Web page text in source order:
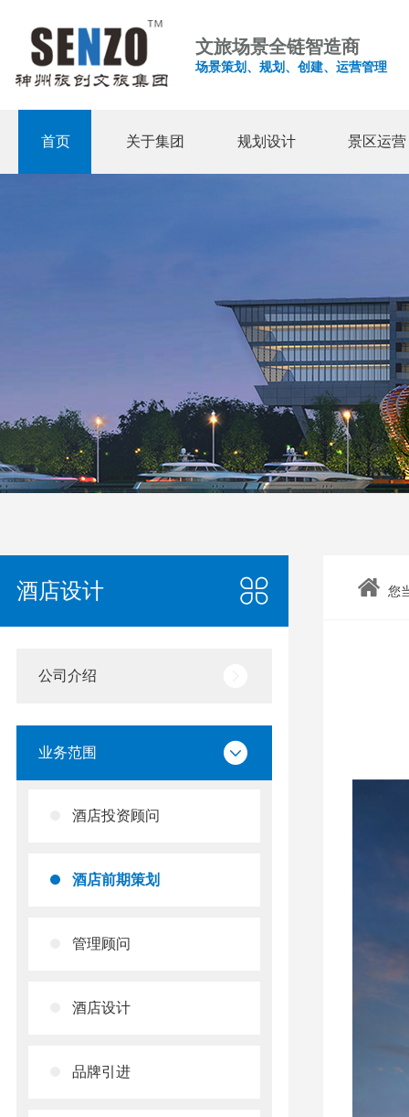
文旅场景全链智造商
场景策划、规划、创建、运营管理
首页 关于集团 规划设计 景区运营
酒店设计
公司介绍
业务范围
酒店投资顾问
酒店前期策划
管理顾问
酒店设计
品牌引进
您